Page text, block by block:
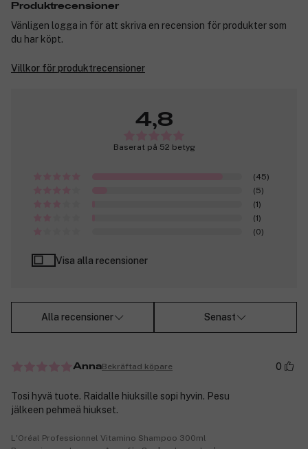
Produktrecensioner
Vänligen logga in för att skriva en recension för produkter som
du har köpt.
Villkor för produktrecensioner
4,8
Baserat på 52 betyg
(45)
(5)
(1)
(1)
(0)
Visa alla recensioner
Alla recensioner Senast
AnnaBekräftad köpare 0
Tosi hyvä tuote. Raidalle hiuksille sopi hyvin. Pesu
jälkeen pehmeä hiukset.
L'Oréal Professionnel Vitamino Shampoo 300ml